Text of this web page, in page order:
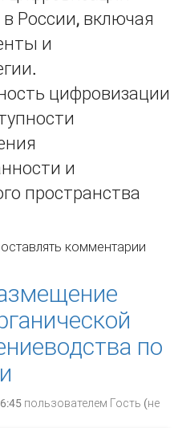
России, включая
и
цифровизации
и
пространства
научно-
комментарии
по
пользователем Гость (не